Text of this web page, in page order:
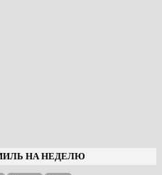
НА НЕДЕЛЮ